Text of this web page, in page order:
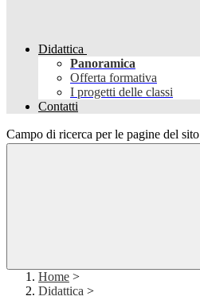
Didattica
Panoramica
Offerta formativa
I progetti delle classi
Contatti
Campo di ricerca per le pagine del sito
Home >
Didattica >